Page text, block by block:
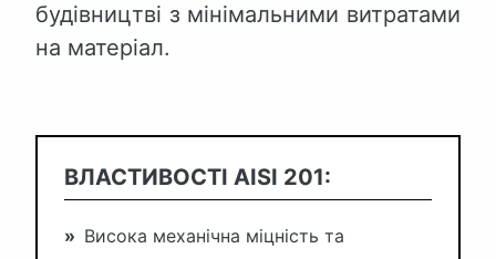
будівництві з мінімальними витратами
на матеріал.
ВЛАСТИВОСТІ AISI 201:
» Висока механічна міцність та